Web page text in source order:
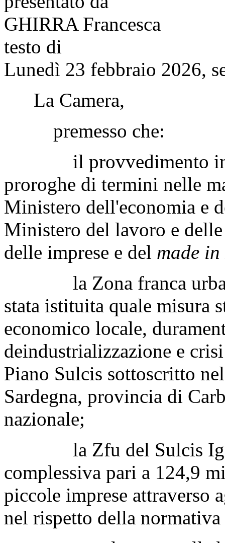
GHIRRA Francesca
testo di
Lunedì 23 febbraio 2026,
La Camera,
premesso che:
il provvedimento in
proroghe di termini nelle
Ministero dell'economia e
Ministero del lavoro e
delle imprese e del made
la Zona franca urbana
stata istituita quale misura
economico locale,
deindustrializzazione e
Piano Sulcis sottoscritto
Sardegna, provincia di
nazionale;
la Zfu del Sulcis
complessiva pari a 124,9
piccole imprese attraverso
nel rispetto della normativa